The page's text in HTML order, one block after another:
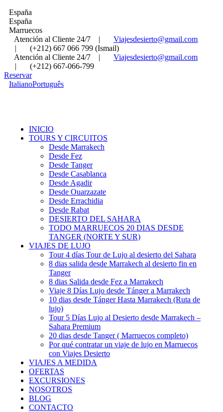
España
España
Marruecos
Atención al Cliente 24/7
|
Viajesdesierto@gmail.com
|
(+212) 667 066 799 (Ismail)
Atención al Cliente 24/7
|
Viajesdesierto@gmail.com
|
(+212) 667-066-799
Reservar
ItalianoPortuguês
INICIO
TOURS Y CIRCUITOS
Desde Marrakech
Desde Fez
Desde Tanger
Desde Casablanca
Desde Agadir
Desde Ouarzazate
Desde Errachidia
Desde Rabat
DESIERTO DEL SAHARA
TODO MARRUECOS 20 DIAS DESDE
TANGER (NORTE Y SUR)
VIAJES DE LUJO
Tour 4 días Tour de Lujo al desierto del Sahara
8 dias salida desde Marrakech al desierto fin en
Tanger
8 dias Salida desde Fez a Marrakech
Viaje 8 Días Lujo desde Tánger a Marrakech
10 dias desde Tánger Hasta Marrakech (Ruta de
lujo)
Tour 5 Días Lujo al Desierto desde Marrakech –
Sahara Premium
20 dias desde Tanger ( Marruecos completo)
Por qué contratar un viaje de lujo en Marruecos
con Viajes Desierto
VIAJES A MEDIDA
OFERTAS
EXCURSIONES
NOSOTROS
BLOG
CONTACTO